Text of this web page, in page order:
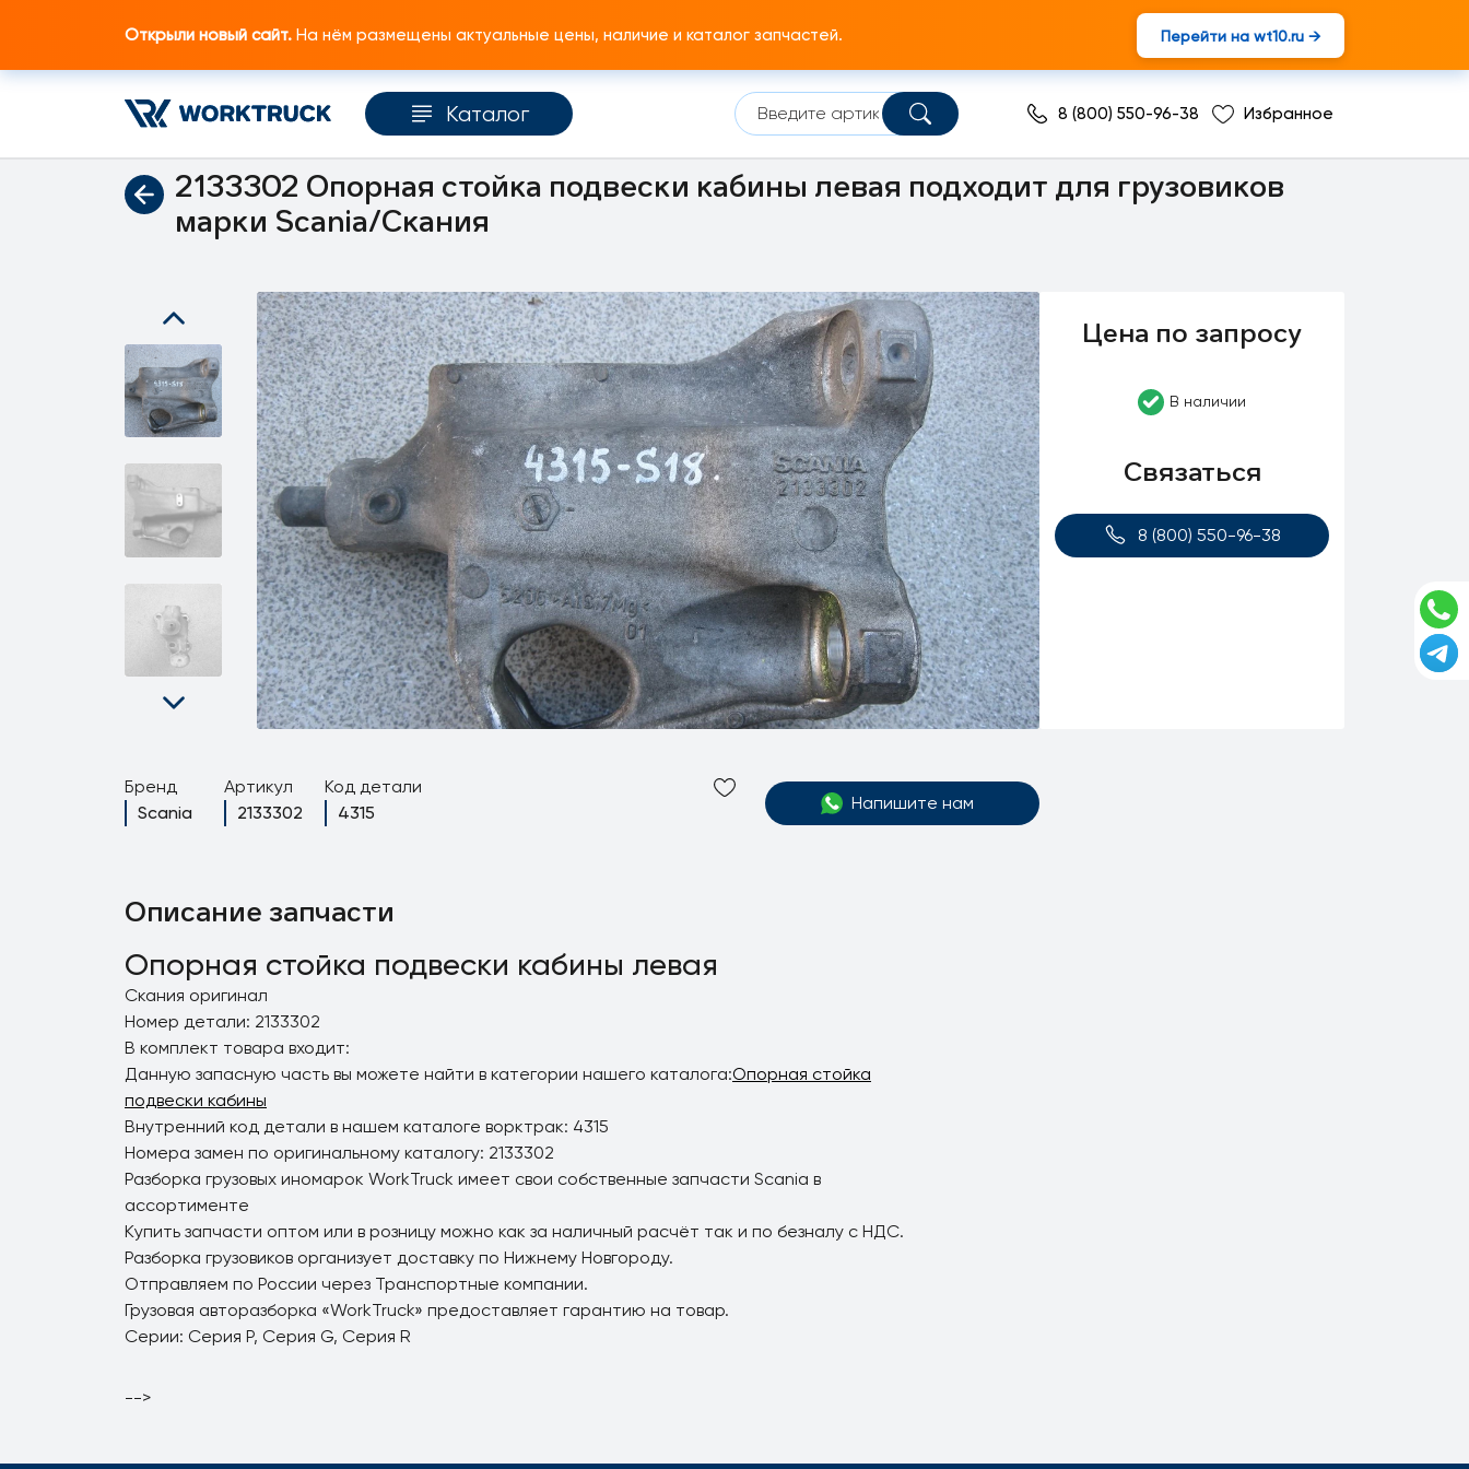
Открыли новый сайт. На нём размещены актуальные цены, наличие и каталог запчастей. Перейти на wt10.ru →
Каталог 8 (800) 550-96-38 Избранное
Главная Каталог запчастей Кабина и комплектующие Подвеска кабины Опорная стойка подвески кабины
2133302 Опорная стойка подвески кабины левая подходит для грузовиков
марки Scania/Скания
Бренд
Scania
Артикул
2133302
Код детали
4315
Напишите нам
Цена по запросу
В наличии
Связаться
8 (800) 550-96-38
Описание запчасти
Опорная стойка подвески кабины левая
Скания оригинал
Номер детали: 2133302
В комплект товара входит:
Данную запасную часть вы можете найти в категории нашего каталога:Опорная стойка
подвески кабины
Внутренний код детали в нашем каталоге ворктрак: 4315
Номера замен по оригинальному каталогу: 2133302
Разборка грузовых иномарок WorkTruck имеет свои собственные запчасти Scania в
ассортименте
Купить запчасти оптом или в розницу можно как за наличный расчёт так и по безналу с НДС.
Разборка грузовиков организует доставку по Нижнему Новгороду.
Отправляем по России через Транспортные компании.
Грузовая авторазборка «WorkTruck» предоставляет гарантию на товар.
Серии: Серия P, Серия G, Серия R
-->